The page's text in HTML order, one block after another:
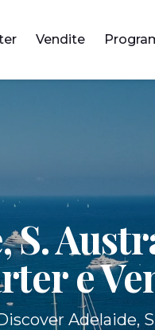
Vendite
S.
e
Adelaide,